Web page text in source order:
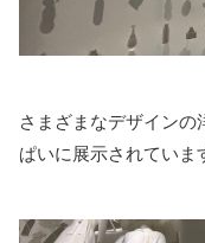
さまざまなデザインの
ぱいに展示されていま